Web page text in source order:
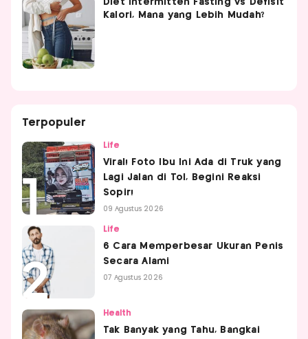
Kalori, Mana yang Lebih Mudah?
Terpopuler
Life
Viral! Foto Ibu Ini Ada di Truk yang
Lagi Jalan di Tol, Begini Reaksi
Sopir!
09 Agustus 2026
Life
6 Cara Memperbesar Ukuran Penis
Secara Alami
07 Agustus 2026
Health
Tak Banyak yang Tahu, Bangkai